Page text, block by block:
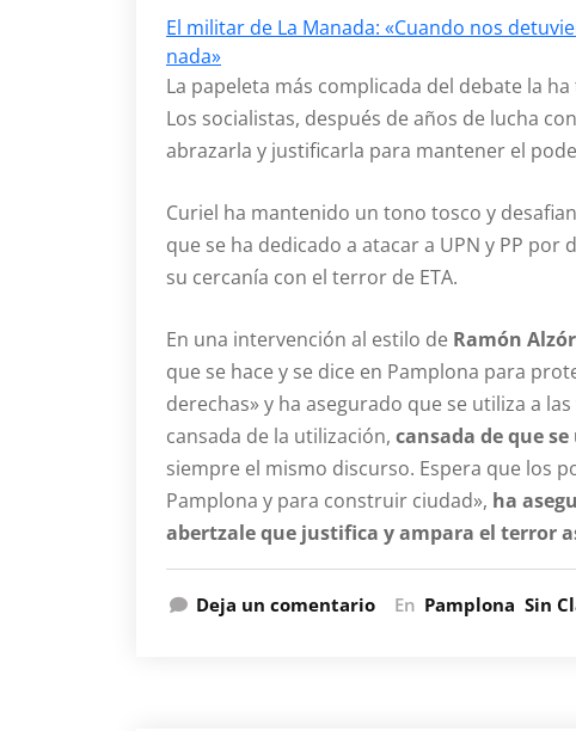
El militar de La Manada: «Cuando nos
nada»
La papeleta más complicada del debate la
Los socialistas, después de años de lucha
abrazarla y justificarla para mantener el
Curiel ha mantenido un tono tosco y
que se ha dedicado a atacar a UPN y PP
su cercanía con el terror de ETA.
En una intervención al estilo de Ramón
que se hace y se dice en Pamplona para
derechas» y ha asegurado que se utiliza a
cansada de la utilización, cansada de que
siempre el mismo discurso. Espera que los
Pamplona y para construir ciudad», ha
abertzale que justifica y ampara el terror
Deja un comentario En Pamplona Sin